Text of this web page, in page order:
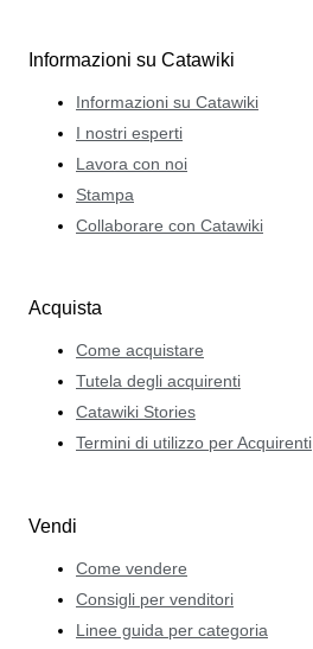
Informazioni su Catawiki
Informazioni su Catawiki
I nostri esperti
Lavora con noi
Stampa
Collaborare con Catawiki
Acquista
Come acquistare
Tutela degli acquirenti
Catawiki Stories
Termini di utilizzo per Acquirenti
Vendi
Come vendere
Consigli per venditori
Linee guida per categoria